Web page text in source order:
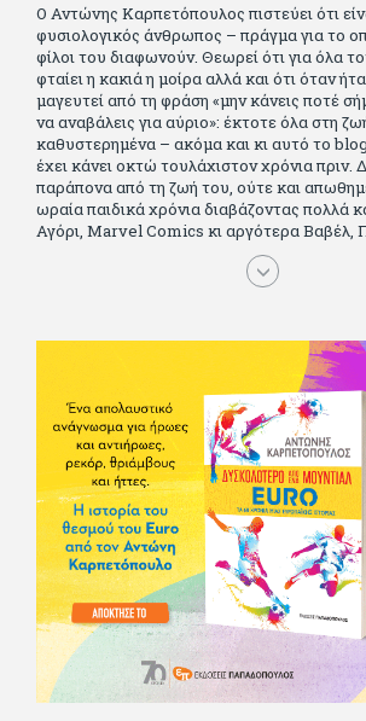
Ο Αντώνης Καρπετόπουλος πιστεύει ότι
φυσιολογικός άνθρωπος – πράγμα για το
φίλοι του διαφωνούν. Θεωρεί ότι για όλα
φταίει η κακιά η μοίρα αλλά και ότι όταν
μαγευτεί από τη φράση «μην κάνεις ποτέ
να αναβάλεις για αύριο»: έκτοτε όλα στη
καθυστερημένα – ακόμα και κι αυτό το
έχει κάνει οκτώ τουλάχιστον χρόνια πριν.
παράπονα από τη ζωή του, ούτε και
ωραία παιδικά χρόνια διαβάζοντας πολλά
Αγόρι, Μarvel Comics κι αργότερα Βαβέλ,
Αλέξανδρο Δουμά και αρκετό Ιούλιο Βέρν
τα αστυνομικά), απέκτησε τους σωστούς
ταινίες κι έγραφε και στο περιοδικό Σινεμά,
αισθηματικές περιπέτειες που σκόρπισαν
του - αν όχι και στον ίδιο. Πήγε στρατό
και διατήρησε μια καλή σχέση με την
οποία αισθάνεται πως διάφορες φορές
θέση. Κείμενο με την υπογραφή του
Φίλαθλο το 1992. Επέστρεψε οριστικά στην
δούλεψε για πολλούς (αφού δυσκολεύεται να
κάποιοι, αν όχι και όλοι, τον πλήρωσαν κι
ευχαριστημένοι από τη συνεργασία. Σήμερα
στον Sport Fm (όπου έχει κλείσει
Sportday. Επαίρεται ότι λίγοι έχουν δει
ποδόσφαιρο από τον ίδιο και θεωρεί τον
γιατί είναι μέλος της γενιάς που απόλαυσε
σε όλα τα σπορ. Δεν είναι παντρεμένος,
βρίσκουν το κουράγιο να το κάνουν.
φίλους του δεν πληρώνει διατροφές. Ελπίζει
παιδιά. Απειλεί ότι θα γράφει όσο